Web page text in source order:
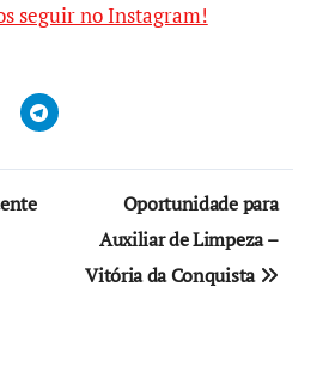
seguir no Instagram!
Oportunidade para
Auxiliar de Limpeza –
Vitória da Conquista